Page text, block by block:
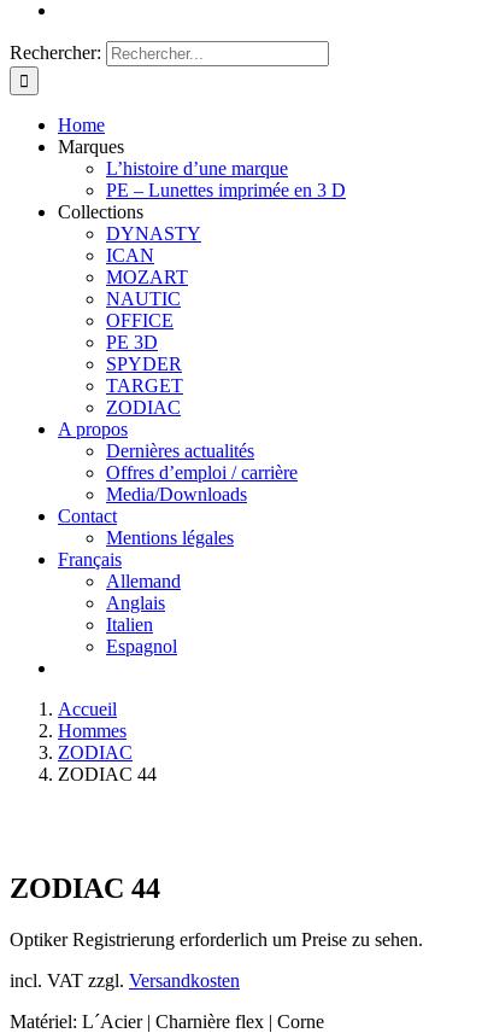
Rechercher:
Home
Marques
L’histoire d’une marque
PE – Lunettes imprimée en 3 D
Collections
DYNASTY
ICAN
MOZART
NAUTIC
OFFICE
PE 3D
SPYDER
TARGET
ZODIAC
A propos
Dernières actualités
Offres d’emploi / carrière
Media/Downloads
Contact
Mentions légales
Français
Allemand
Anglais
Italien
Espagnol
Accueil
Hommes
ZODIAC
ZODIAC 44
ZODIAC 44
Optiker Registrierung erforderlich um Preise zu sehen.
incl. VAT zzgl. Versandkosten
Matériel: L´Acier | Charnière flex | Corne